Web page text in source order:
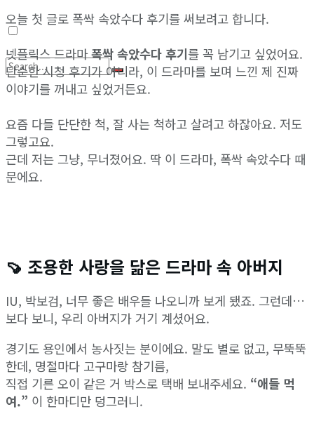
No Result
View All Result
오늘 첫 글로 폭싹 속았수다 후기를 써보려고 합니다.
넷플릭스 드라마폭싹 속았수다 후기를 꼭 남기고 싶었어요.
단순한 시청 후기가 아니라, 이 드라마를 보며 느낀 제 진짜
이야기를 꺼내고 싶었거든요.
요즘 다들 단단한 척, 잘 사는 척하고 살려고 하잖아요. 저도
그렇고요.
근데 저는 그냥, 무너졌어요. 딱 이 드라마, 폭싹 속았수다 때
문에요.
🍠 조용한 사랑을 닮은 드라마 속 아버지
IU, 박보검, 너무 좋은 배우들 나오니까 보게 됐죠. 그런데…
보다 보니, 우리 아버지가 거기 계셨어요.
경기도 용인에서 농사짓는 분이에요. 말도 별로 없고, 무뚝뚝
한데, 명절마다 고구마랑 참기름,
직접 기른 오이 같은 거 박스로 택배 보내주세요. “애들 먹
여.” 이 한마디만 덩그러니.